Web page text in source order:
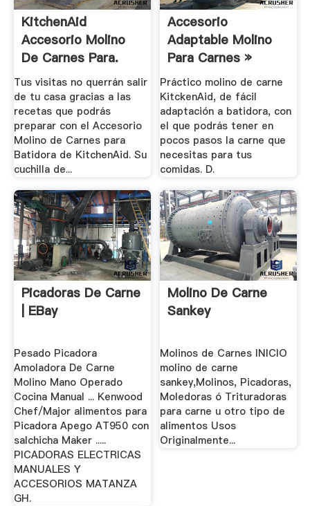
KitchenAid
Accesorio Molino
De Carnes Para.
Tus visitas no querrán salir
de tu casa gracias a las
recetas que podrás
preparar con el Accesorio
Molino de Carnes para
Batidora de KitchenAid. Su
cuchilla de...
Accesorio
Adaptable Molino
Para Carnes »
KitchenAid.
Práctico molino de carne
KitckenAid, de fácil
adaptación a batidora, con
el que podrás tener en
pocos pasos la carne que
necesitas para tus
comidas. D.
Picadoras De Carne
| EBay
Pesado Picadora
Amoladora De Carne
Molino Mano Operado
Cocina Manual ... Kenwood
Chef/Major alimentos para
Picadora Apego AT950 con
salchicha Maker .....
PICADORAS ELECTRICAS
MANUALES Y
ACCESORIOS MATANZA
GH.
Molino De Carne
Sankey
Molinos de Carnes INICIO
molino de carne
sankey,Molinos, Picadoras,
Moledoras ó Trituradoras
para carne u otro tipo de
alimentos Usos
Originalmente...